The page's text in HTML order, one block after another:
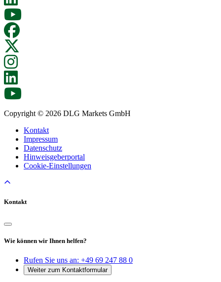
Copyright © 2026 DLG Markets GmbH
Kontakt
Impressum
Datenschutz
Hinweisgeberportal
Cookie-Einstellungen
Kontakt
Wie können wir Ihnen helfen?
Rufen Sie uns an: +49 69 247 88 0